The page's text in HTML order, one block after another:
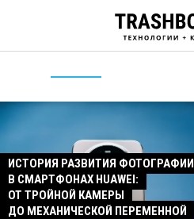
ИСТОРИЯ РАЗВИТИЯ ФОТОГРАФИИ
В СМАРТФОНАХ HUAWEI:
ОТ ТРОЙНОЙ КАМЕРЫ
ДО МЕХАНИЧЕСКОЙ ПЕРЕМЕННОЙ